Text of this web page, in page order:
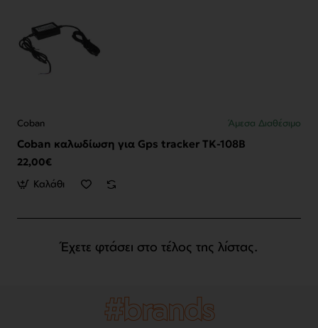
Coban Άμεσα Διαθέσιμο
Coban καλωδίωση για Gps tracker TK-108B
22,00€
Καλάθι
Έχετε φτάσει στο τέλος της λίστας.
#brands